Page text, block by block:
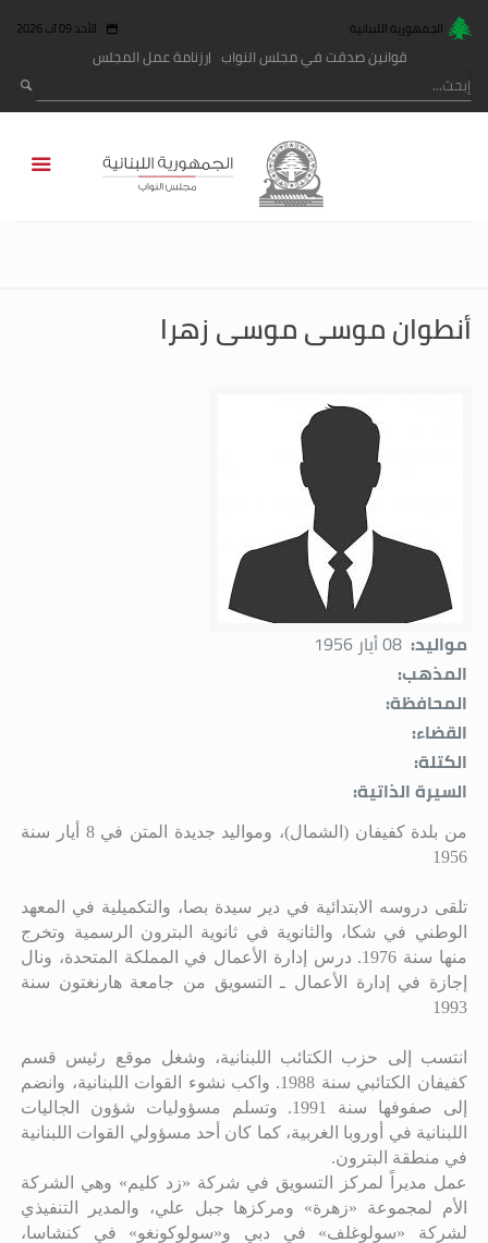
الجمهورية اللبنانية الأحد 09 آب 2026
قوانين صدقت في مجلس النواب رزنامة عمل المجلس
أنطوان موسى موسى زهرا
مواليد: 08 أيار 1956
المذهب:
المحافظة:
القضاء:
الكتلة:
السيرة الذاتية:
من بلدة كفيفان (الشمال)، ومواليد جديدة المتن في 8 أيار سنة
1956
تلقى دروسه الابتدائية في دير سيدة بصا، والتكميلية في المعهد
الوطني في شكا، والثانوية في ثانوية البترون الرسمية وتخرج
منها سنة 1976
. درس إدارة الأعمال في المملكة المتحدة، ونال
إجازة في إدارة الأعمال ـ التسويق من جامعة هارنغتون سنة
1993
انتسب إلى حزب الكتائب اللبنانية، وشغل موقع رئيس قسم
كفيفان الكتائبي سنة 1988
. واكب نشوء القوات اللبنانية، وانضم
إلى صفوفها سنة 1991
. وتسلم مسؤوليات شؤون الجاليات
اللبنانية في أوروبا الغربية، كما كان أحد مسؤولي القوات اللبنانية
في منطقة البترون.
عمل مديراً لمركز التسويق في شركة «زد كليم» وهي الشركة
الأم لمجموعة «زهرة» ومركزها جبل علي، والمدير التنفيذي
لشركة «سولوغلف» في دبي و«سولوكونغو» في كنشاسا،